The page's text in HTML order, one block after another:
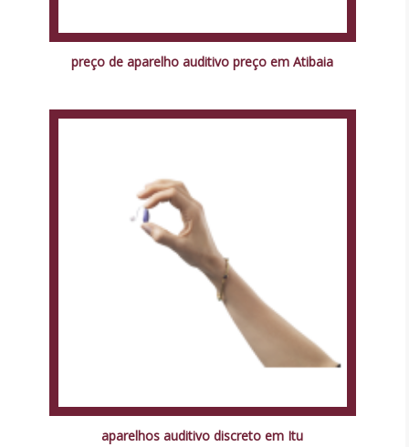
preço de aparelho auditivo preço em Atibaia
aparelhos auditivo discreto em Itu